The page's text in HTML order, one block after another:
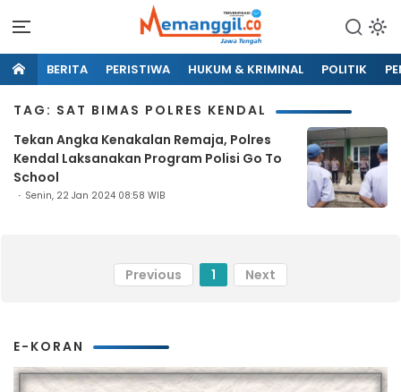
BERITA PERISTIWA HUKUM & KRIMINAL POLITIK
TAG: SAT BIMAS POLRES KENDAL
Tekan Angka Kenakalan Remaja, Polres
Kendal Laksanakan Program Polisi Go To
School
Senin, 22 Jan 2024 08:58 WIB
Previous 1 Next
E-KORAN